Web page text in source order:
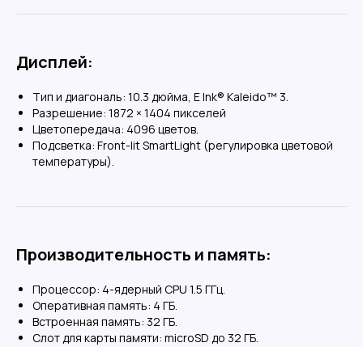
Дисплей:
Тип и диагональ: 10.3 дюйма, E Ink® Kaleido™ 3.
Разрешение: 1872 × 1404 пикселей
Цветопередача: 4096 цветов.
Подсветка: Front-lit SmartLight (регулировка цветовой
температуры).
Производительность и память:
Процессор: 4-ядерный CPU 1.5 ГГц.
Оперативная память: 4 ГБ.
Встроенная память: 32 ГБ.
Слот для карты памяти: microSD до 32 ГБ.
Цены без комииссии на товары. Выгода
до 10%на покупку
За выгодой
Доставка по России и СНГ
Отлично!